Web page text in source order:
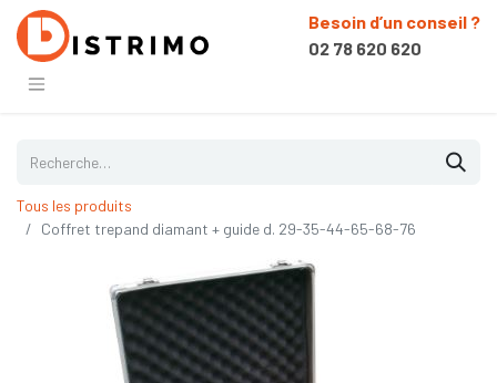
Besoin d’un conseil ?
02 78 620 620
Tous les produits
Coffret trepand diamant + guide d. 29-35-44-65-68-76